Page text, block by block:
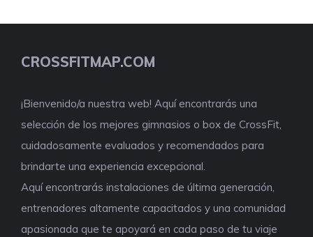
CROSSFITMAP.COM
¡Bienvenido/a nuestra web! Aquí encontrarás una
selección de los mejores gimnasios o box de CrossFit,
cuidadosamente evaluados y recomendados para
brindarte una experiencia excepcional.
Aquí encontrarás instalaciones de última generación,
entrenadores altamente capacitados y una comunidad
apasionada que te apoyará en cada paso de tu viaje